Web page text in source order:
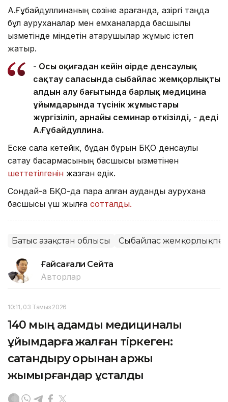
А.Ғұбайдуллинаның сөзіне қарағанда, қазіргі таңда
бұл ауруханалар мен емханаларда басшылық
қызметінде міндетін атқарушылар жұмыс істеп
жатыр.
- Осы оқиғадан кейін өңірде денсаулық
сақтау саласында сыбайлас жемқорлықтың
алдын алу бағытында барлық медицина
ұйымдарында түсінік жұмыстары
жүргізіліп, арнайы семинар өткізілді, - деді
А.Ғұбайдуллина.
Еске сала кетейік, бұдан бұрын БҚО денсаулық
сақтау басқармасының басшысы қызметінен
шеттетілгенін жазған едік.
Сондай-ақ БҚО-да пара алған аудандық аурухана
басшысы үш жылға сотталды.
Батыс Қазақстан облысы Сыбайлас
Ғайсағали Сейтақ
Авторлар
10:11, 03 Тамыз 2026
140 мың адамды медициналық
ұйымдарға жалған тіркеген:
сақтандыру қорынан қаржы
жымқырғандар ұсталды